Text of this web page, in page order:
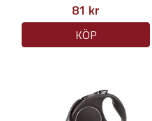
81 kr
KÖP